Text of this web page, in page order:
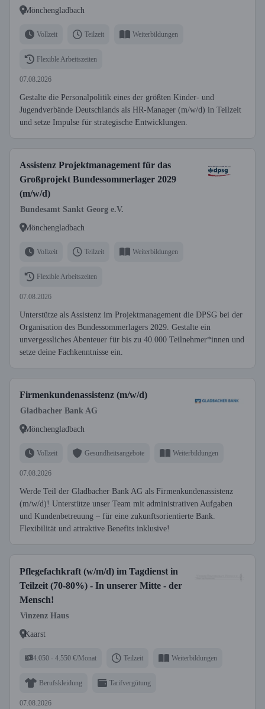
Mönchengladbach
Vollzeit Teilzeit Weiterbildungen
Flexible Arbeitszeiten
07.08.2026
Gestalte die Personalpolitik eines der größten Kinder- und
Jugendverbände Deutschlands als HR-Manager (m/w/d) in Teilzeit
und setze Impulse für strategische Entwicklungen.
Assistenz Projektmanagement für das
Großprojekt Bundessommerlager 2029
(m/w/d)
Bundesamt Sankt Georg e.V.
Mönchengladbach
Vollzeit Teilzeit Weiterbildungen
Flexible Arbeitszeiten
07.08.2026
Unterstütze als Assistenz im Projektmanagement die DPSG bei der
Organisation des Bundessommerlagers 2029. Gestalte ein
unvergessliches Abenteuer für bis zu 40.000 Teilnehmer*innen und
setze deine Fachkenntnisse ein.
Firmenkundenassistenz (m/w/d)
Gladbacher Bank AG
Mönchengladbach
Vollzeit Gesundheitsangebote Weiterbildungen
07.08.2026
Werde Teil der Gladbacher Bank AG als Firmenkundenassistenz
(m/w/d)! Unterstütze unser Team mit administrativen Aufgaben
und Kundenbetreuung – für eine zukunftsorientierte Bank.
Flexibilität und attraktive Benefits inklusive!
Pflegefachkraft (w/m/d) im Tagdienst in
Teilzeit (70-80%) - In unserer Mitte - der
Mensch!
Vinzenz Haus
Kaarst
4.050 - 4.550 €/Monat Teilzeit Weiterbildungen
Berufskleidung Tarifvergütung
07.08.2026